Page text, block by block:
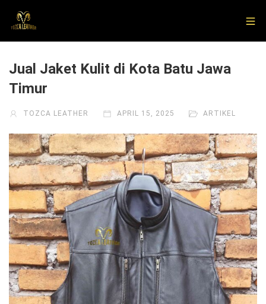
Jual Jaket Kulit di Kota Batu Jawa
Timur
TOZCA LEATHER APRIL 15, 2025 ARTIKEL